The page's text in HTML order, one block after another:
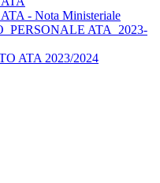
- Nota Ministeriale
ATA_2023-
ATA 2023/2024